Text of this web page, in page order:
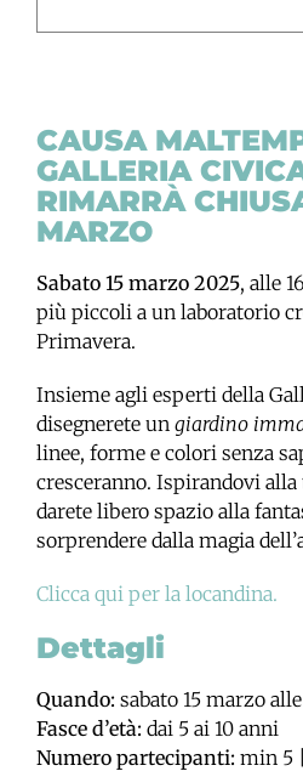
CAUSA
GALLERIA
RIMARRÀ
MARZO
Sabato 15 marzo 2025, alle
più piccoli a un laboratorio
Primavera.
Insieme agli esperti della
disegnerete un giardino
linee, forme e colori senza
cresceranno. Ispirandovi alla
darete libero spazio alla
sorprendere dalla magia
Clicca qui per la locandina.
Dettagli
Quando: sabato 15 marzo
Fasce d’età: dai 5 ai 10 anni
Numero partecipanti: min 5